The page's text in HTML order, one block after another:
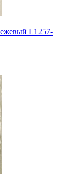
L1257-